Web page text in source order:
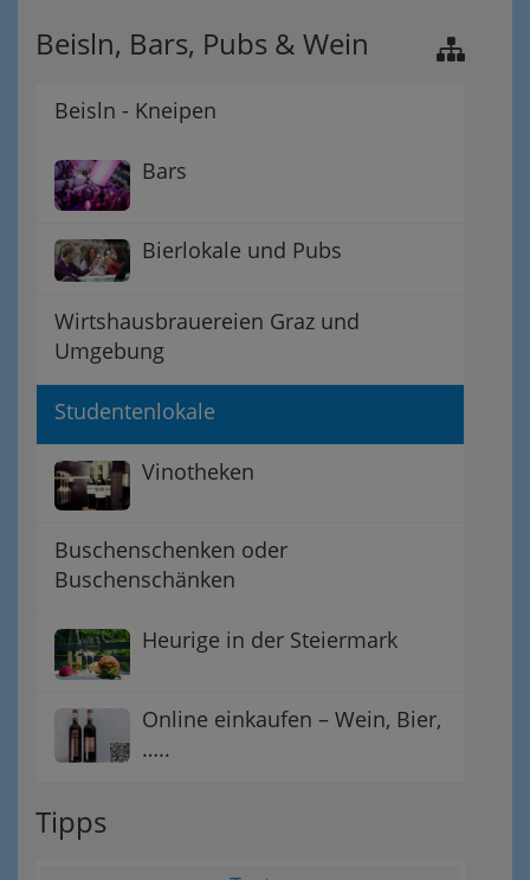
Beisln, Bars, Pubs & Wein
Beisln - Kneipen
Bars
Bierlokale und Pubs
Wirtshausbrauereien Graz und
Umgebung
Studentenlokale
Vinotheken
Buschenschenken oder
Buschenschänken
Heurige in der Steiermark
Online einkaufen – Wein, Bier,
…..
Tipps